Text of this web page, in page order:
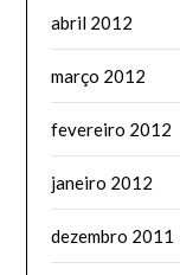
abril 2012
março 2012
fevereiro 2012
janeiro 2012
dezembro 2011